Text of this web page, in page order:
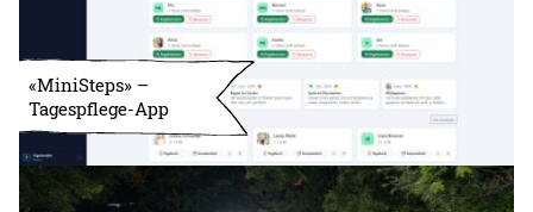
«MiniSteps» –
Tagespflege-App